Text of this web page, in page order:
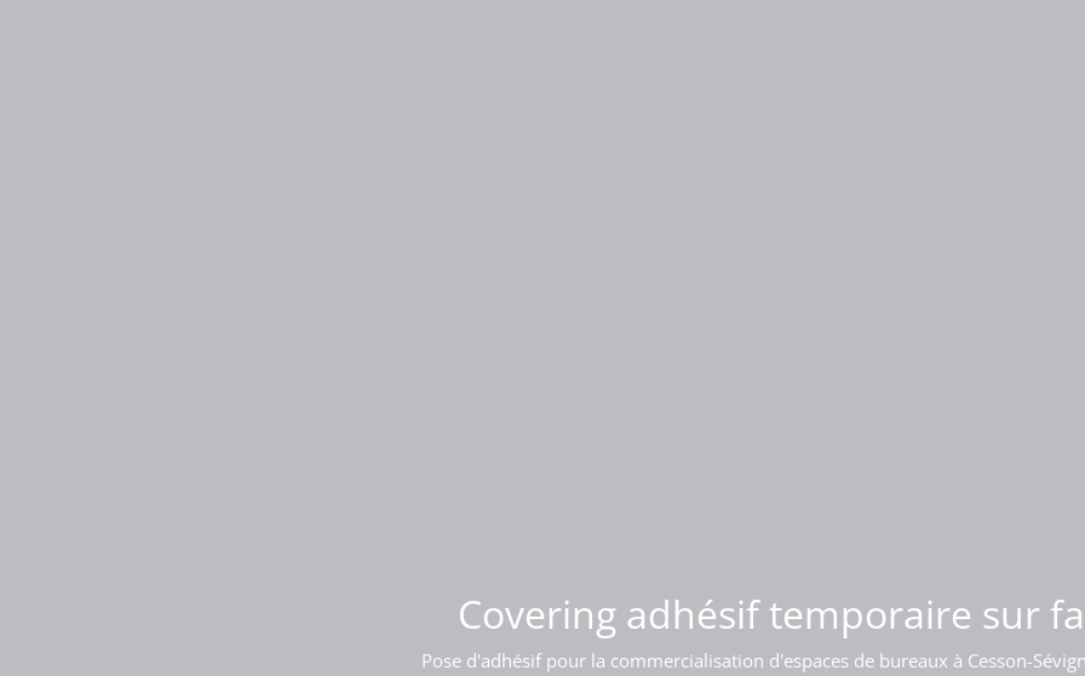
Covering adhésif temporaire sur
Pose d'adhésif pour la commercialisation d'espaces de bureaux à Cesson-
Pose d'enseigne lumineuse sur
Pose d'une enseigne sur l'acrotère d'un bâtiment à Bordeaux